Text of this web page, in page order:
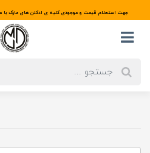
جهت استعلام قیمت و موجودی کلیه ی ادکلن های مارک با